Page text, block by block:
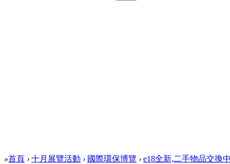
»首頁 › 十月展覽活動 › 國際環保博覽 › e18全新,二手物品交換